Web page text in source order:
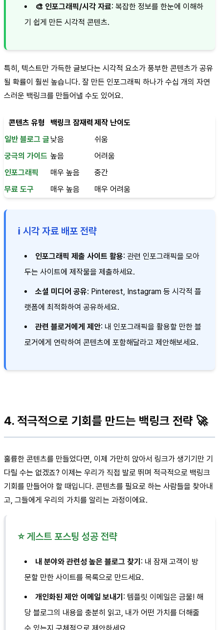
🎨 인포그래픽/시각 자료: 복잡한 정보를 한눈에 이해하
기 쉽게 만든 시각적 콘텐츠.
특히, 텍스트만 가득한 글보다는 시각적 요소가 풍부한 콘텐츠가 공유
될 확률이 훨씬 높습니다. 잘 만든 인포그래픽 하나가 수십 개의 자연
스러운 백링크를 만들어낼 수도 있어요.
콘텐츠 유형 백링크 잠재력 제작 난이도
일반 블로그 글 낮음
쉬움
궁극의 가이드 높음
어려움
인포그래픽
매우 높음
중간
무료 도구
매우 높음 매우 어려움
ℹ️ 시각 자료 배포 전략
인포그래픽 제출 사이트 활용: 관련 인포그래픽을 모아
두는 사이트에 제작물을 제출하세요.
소셜 미디어 공유: Pinterest, Instagram 등 시각적 플
랫폼에 최적화하여 공유하세요.
관련 블로거에게 제안: 내 인포그래픽을 활용할 만한 블
로거에게 연락하여 콘텐츠에 포함해달라고 제안해보세요.
4. 적극적으로 기회를 만드는 백링크 전략 🚀
훌륭한 콘텐츠를 만들었다면, 이제 가만히 앉아서 링크가 생기기만 기
다릴 수는 없겠죠? 이제는 우리가 직접 발로 뛰며 적극적으로 백링크
기회를 만들어야 할 때입니다. 콘텐츠를 필요로 하는 사람들을 찾아내
고, 그들에게 우리의 가치를 알리는 과정이에요.
⭐ 게스트 포스팅 성공 전략
내 분야와 관련성 높은 블로그 찾기 : 내 잠재 고객이 방
문할 만한 사이트를 목록으로 만드세요.
개인화된 제안 이메일 보내기 : 템플릿 이메일은 금물! 해
당 블로그의 내용을 충분히 읽고, 내가 어떤 가치를 더해줄